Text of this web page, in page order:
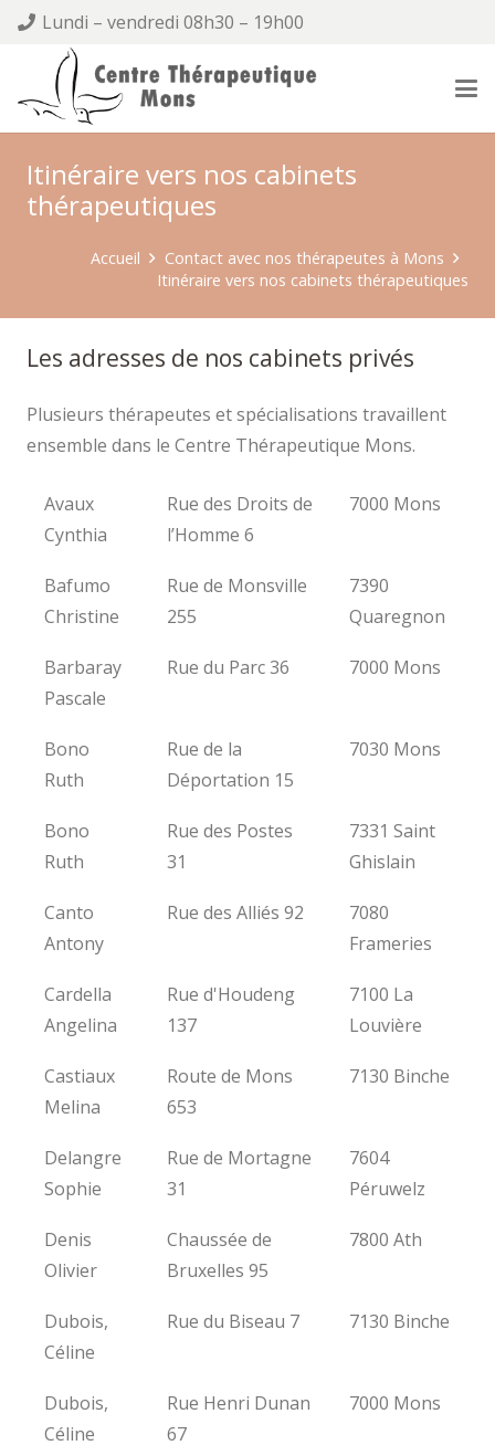
Lundi – vendredi 08h30 – 19h00
Itinéraire vers nos cabinets
thérapeutiques
Accueil
Contact avec nos thérapeutes à Mons
Itinéraire vers nos cabinets thérapeutiques
Les adresses de nos cabinets privés
Plusieurs thérapeutes et spécialisations travaillent
ensemble dans le Centre Thérapeutique Mons.
Avaux
Cynthia
Rue des Droits de
l’Homme 6
7000 Mons
Bafumo
Christine
Rue de Monsville
255
7390
Quaregnon
Barbaray
Pascale
Rue du Parc 36 7000 Mons
Bono
Ruth
Rue de la
Déportation 15
7030 Mons
Bono
Ruth
Rue des Postes
31
7331 Saint
Ghislain
Canto
Antony
Rue des Alliés 92
7080
Frameries
Cardella
Angelina
Rue d'Houdeng
137
7100 La
Louvière
Castiaux
Melina
Route de Mons
653
7130 Binche
Delangre
Sophie
Rue de Mortagne
31
7604
Péruwelz
Denis
Olivier
Chaussée de
Bruxelles 95
7800 Ath
Dubois,
Céline
Rue du Biseau 7 7130 Binche
Dubois,
Céline
Rue Henri Dunan
67
7000 Mons